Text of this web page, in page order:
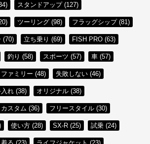
スタンドアップ (127)
ツーリング (98) フラッグシップ (81)
(70) 立ち乗り (69) FISH PRO (63)
釣り (58) スポーツ (57) 車 (57)
ファミリー (48) 失敗しない (46)
れ (38) オリジナル (38)
カスタム (36) フリースタイル (30)
使い方 (28) SX-R (25) 試乗 (24)